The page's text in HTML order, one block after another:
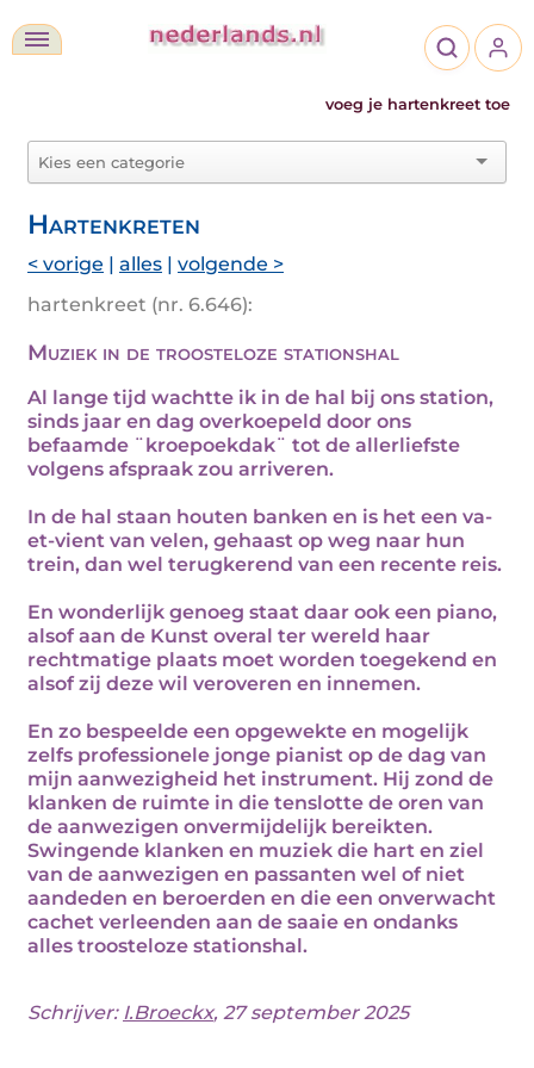
voeg je hartenkreet toe
Hartenkreten
< vorige | alles | volgende >
hartenkreet (nr. 6.646):
Muziek in de troosteloze stationshal
Al lange tijd wachtte ik in de hal bij ons station,
sinds jaar en dag overkoepeld door ons
befaamde ¨kroepoekdak¨ tot de allerliefste
volgens afspraak zou arriveren.
In de hal staan houten banken en is het een va-
et-vient van velen, gehaast op weg naar hun
trein, dan wel terugkerend van een recente reis.
En wonderlijk genoeg staat daar ook een piano,
alsof aan de Kunst overal ter wereld haar
rechtmatige plaats moet worden toegekend en
alsof zij deze wil veroveren en innemen.
En zo bespeelde een opgewekte en mogelijk
zelfs professionele jonge pianist op de dag van
mijn aanwezigheid het instrument. Hij zond de
klanken de ruimte in die tenslotte de oren van
de aanwezigen onvermijdelijk bereikten.
Swingende klanken en muziek die hart en ziel
van de aanwezigen en passanten wel of niet
aandeden en beroerden en die een onverwacht
cachet verleenden aan de saaie en ondanks
alles troosteloze stationshal.
Schrijver: I.Broeckx, 27 september 2025